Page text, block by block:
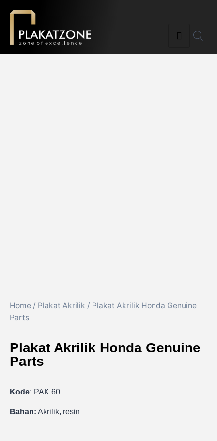
Home / Plakat Akrilik / Plakat Akrilik Honda Genuine
Parts
Plakat Akrilik Honda Genuine
Parts
Kode: PAK 60
Bahan: Akrilik, resin